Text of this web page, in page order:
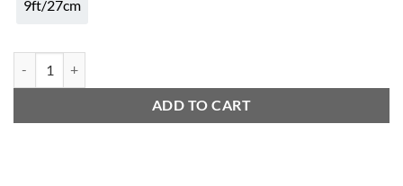
9ft/27cm
ADD TO CART